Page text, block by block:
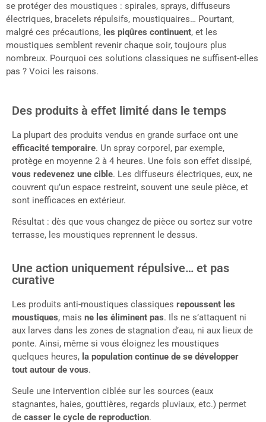
se protéger des moustiques : spirales, sprays, diffuseurs
électriques, bracelets répulsifs, moustiquaires… Pourtant,
malgré ces précautions, les piqûres continuent, et les
moustiques semblent revenir chaque soir, toujours plus
nombreux. Pourquoi ces solutions classiques ne suffisent-elles
pas ? Voici les raisons.
Des produits à effet limité dans le temps
La plupart des produits vendus en grande surface ont une
efficacité temporaire. Un spray corporel, par exemple,
protège en moyenne 2 à 4 heures. Une fois son effet dissipé,
vous redevenez une cible. Les diffuseurs électriques, eux, ne
couvrent qu’un espace restreint, souvent une seule pièce, et
sont inefficaces en extérieur.
Résultat : dès que vous changez de pièce ou sortez sur votre
terrasse, les moustiques reprennent le dessus.
Une action uniquement répulsive… et pas
curative
Les produits anti-moustiques classiques repoussent les
moustiques, mais ne les éliminent pas. Ils ne s’attaquent ni
aux larves dans les zones de stagnation d’eau, ni aux lieux de
ponte. Ainsi, même si vous éloignez les moustiques
quelques heures, la population continue de se développer
tout autour de vous.
Seule une intervention ciblée sur les sources (eaux
stagnantes, haies, gouttières, regards pluviaux, etc.) permet
de casser le cycle de reproduction.